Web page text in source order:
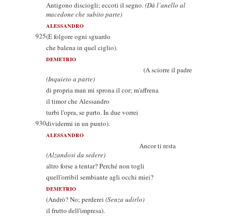
Antigono disciogli; eccoti il segno.(Dà l’anello al
macedone che subito parte)
ALESSANDRO
925(È folgore ogni sguardo
che balena in quel ciglio).
DEMETRIO
(A sciorre il padre
(Inquieto a parte)
di propria man mi sprona il cor; m'affrena
il timor che Alessandro
turbi l'opra, se parto. In due vorrei
930dividermi in un punto).
ALESSANDRO
Ancor ti resta
(Alzandosi da sedere)
altro forse a tentar? Perché non togli
quell'orribil sembiante agli occhi miei?
DEMETRIO
(Andrò? No; perderei (Senza udirlo)
il frutto dell'impresa).